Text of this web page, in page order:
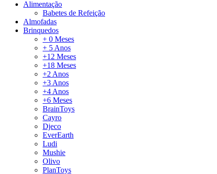
Alimentação
Babetes de Refeição
Almofadas
Brinquedos
+ 0 Meses
+ 5 Anos
+12 Meses
+18 Meses
+2 Anos
+3 Anos
+4 Anos
+6 Meses
BrainToys
Cayro
Djeco
EverEarth
Ludi
Mushie
Olivo
PlanToys